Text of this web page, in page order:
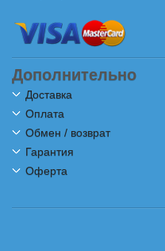
Дополнительно
Доставка
Оплата
Обмен / возврат
Гарантия
Оферта